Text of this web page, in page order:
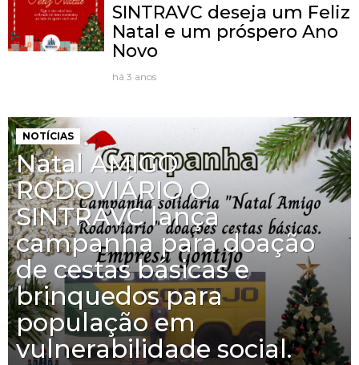
SINTRAVC deseja um Feliz
Natal e um próspero Ano
Novo
há 3 anos
NOTÍCIAS
Natal AMIGO
RODOVIÁRIO O
SINTRAVC lança
campanha para doação
de cestas básicas e
brinquedos para
população em
vulnerabilidade social.